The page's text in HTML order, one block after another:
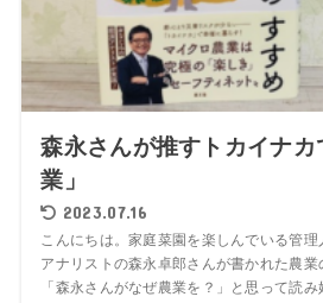
森永さんが推すトカイナカ
業」
2023.07.16
こんにちは。家庭菜園を楽しんでいる管
アナリストの森永卓郎さんが書かれた農業
「森永さんがなぜ農業を？」と思って読